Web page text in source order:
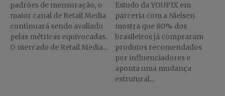
padrões de mensuração, o
maior canal de Retail Media
continuará sendo avaliado
pelas métricas equivocadas.
O mercado de Retail Media...
Estudo da YOUPIX em
parceria com a Nielsen
mostra que 80% dos
brasileiros já compraram
produtos recomendados
por influenciadores e
aponta uma mudança
estrutural...